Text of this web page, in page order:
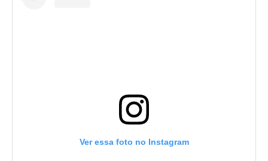
Ver essa foto no Instagram